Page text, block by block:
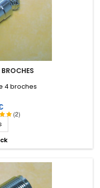
(2)
4 broches